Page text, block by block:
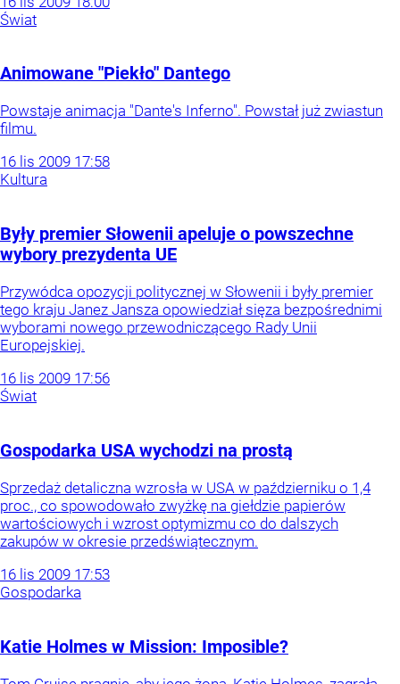
Świat
Animowane "Piekło" Dantego
Powstaje animacja "Dante's Inferno". Powstał już zwiastun
filmu.
16 lis 2009 17:58
Kultura
Były premier Słowenii apeluje o powszechne
wybory prezydenta UE
Przywódca opozycji politycznej w Słowenii i były premier
tego kraju Janez Jansza opowiedział sięza bezpośrednimi
wyborami nowego przewodniczącego Rady Unii
Europejskiej.
16 lis 2009 17:56
Świat
Gospodarka USA wychodzi na prostą
Sprzedaż detaliczna wzrosła w USA w październiku o 1,4
proc., co spowodowało zwyżkę na giełdzie papierów
wartościowych i wzrost optymizmu co do dalszych
zakupów w okresie przedświątecznym.
16 lis 2009 17:53
Gospodarka
Katie Holmes w Mission: Imposible?